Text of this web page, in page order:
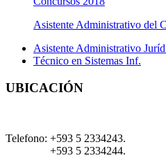
Asistente Administrativo del
Asistente Administrativo
Técnico en Sistemas Inf.
UBICACIÓN
Telefono: +593 5 2334243.
+593 5 2334244.